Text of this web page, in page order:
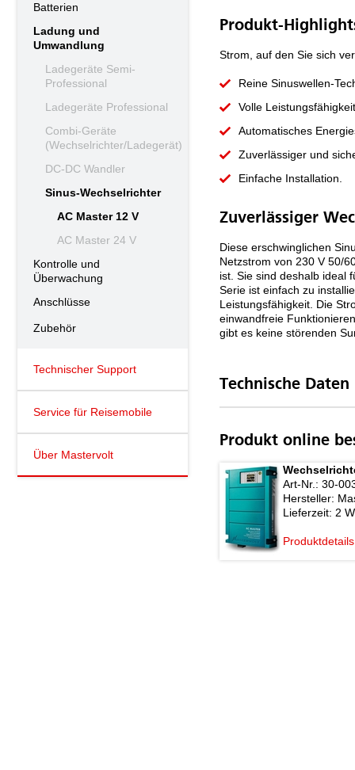
Batterien
Ladung und
Umwandlung
Ladegeräte Semi-
Professional
Ladegeräte Professional
Combi-Geräte
(Wechselrichter/Ladegerät)
DC-DC Wandler
Sinus-Wechselrichter
AC Master 12 V
AC Master 24 V
Kontrolle und
Überwachung
Anschlüsse
Zubehör
Technischer Support
Service für Reisemobile
Über Mastervolt
Produkt-
Strom, auf den Sie sich
Reine Sinuswellen-
Volle
Automatisches
Zuverlässiger und
Einfache Installation.
Zuverlässiger
Diese erschwinglichen
Netzstrom von 230 V 50/
ist. Sie sind deshalb ideal
Serie ist einfach zu
Leistungsfähigkeit. Die
einwandfreie
gibt es keine störenden
Technische Daten
Produkt online
Art-Nr.: 30-
Hersteller:
Lieferzeit: 2
Produktdetails